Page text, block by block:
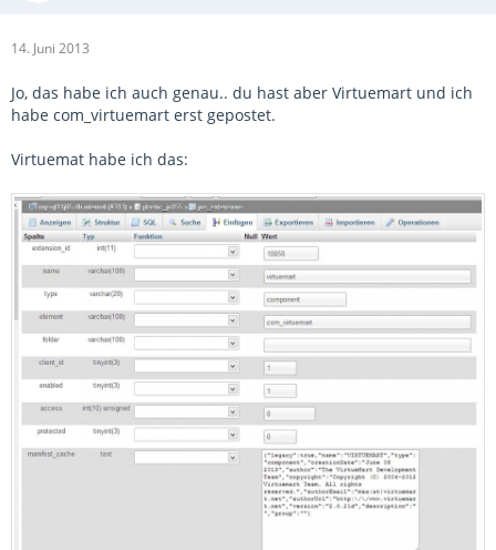
14. Juni 2013
Jo, das habe ich auch genau.. du hast aber Virtuemart und ich
habe com_virtuemart erst gepostet.
Virtuemat habe ich das: